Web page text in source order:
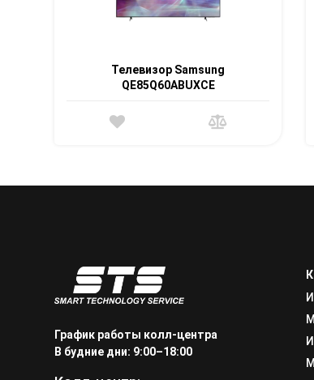
Телевизор Samsung
QE85Q60ABUXCE
График работы колл-центра
В будние дни: 9:00–18:00